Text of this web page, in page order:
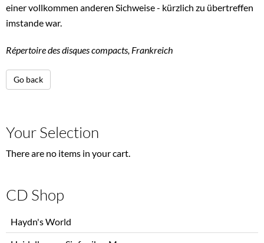
einer vollkommen anderen Sichweise - kürzlich zu übertreffen
imstande war.
Répertoire des disques compacts, Frankreich
Go back
Your Selection
There are no items in your cart.
CD Shop
navigation
Haydn's World